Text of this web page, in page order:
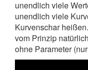
unendlich viele
unendlich viele
Kurvenschar
vom Prinzip
ohne Parameter